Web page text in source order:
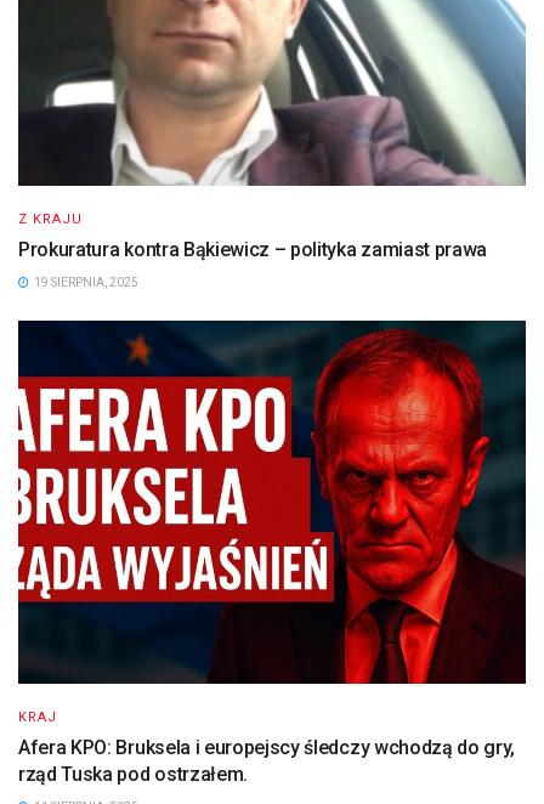
Z KRAJU
Prokuratura kontra Bąkiewicz – polityka zamiast prawa
19 SIERPNIA, 2025
KRAJ
Afera KPO: Bruksela i europejscy śledczy wchodzą do gry,
rząd Tuska pod ostrzałem.